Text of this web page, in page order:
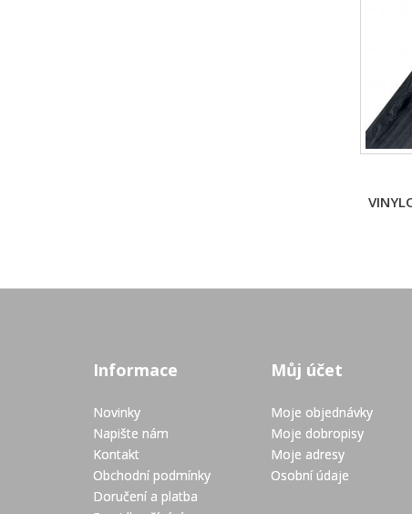
Informace
Novinky
Napište nám
Kontakt
Obchodní podmínky
Doručení a platba
Můj účet
Moje objednávky
Moje dobropisy
Moje adresy
Osobní údaje